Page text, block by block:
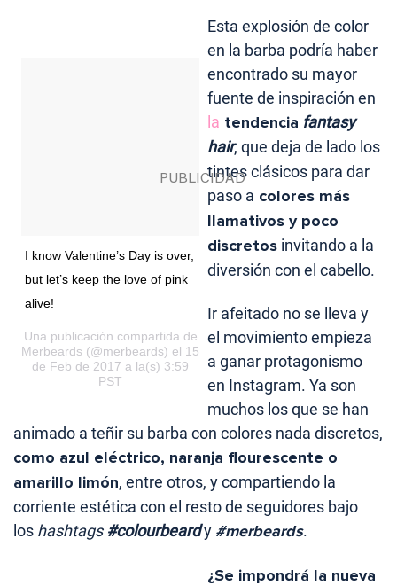
I know Valentine’s Day is over,
but let’s keep the love of pink
alive!
Una publicación compartida de
Merbeards (@merbeards) el 15
de Feb de 2017 a la(s) 3:59
PST
Esta explosión de color
en la barba podría haber
encontrado su mayor
fuente de inspiración en
la tendencia fantasy
hair, que deja de lado los
tintes clásicos para dar
paso a colores más
llamativos y poco
discretos invitando a la
diversión con el cabello.
Ir afeitado no se lleva y
el movimiento empieza
a ganar protagonismo
en Instagram. Ya son
muchos los que se han
animado a teñir su barba con colores nada discretos,
como azul eléctrico, naranja flourescente o
amarillo limón, entre otros, y compartiendo la
corriente estética con el resto de seguidores bajo
los hashtags#colourbeardy #merbeards.
¿Se impondrá la nueva